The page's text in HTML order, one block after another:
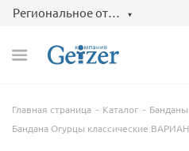
Региональное отделение
Главная страница Каталог
Банданы
Бандана Огурцы классические